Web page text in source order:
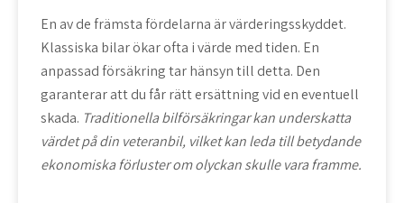
En av de främsta fördelarna ärvärderingsskyddet.
Klassiska bilar ökar ofta i värde med tiden. En
anpassad försäkring tar hänsyn till detta. Den
garanterar att du får rätt ersättning vid en eventuell
skada. Traditionella bilförsäkringar kan underskatta
värdet på din veteranbil, vilket kan leda till betydande
ekonomiska förluster om olyckan skulle vara framme.